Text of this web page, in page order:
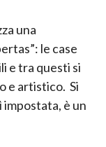
una
le case
e tra questi si
e artistico. Si
impostata, è un